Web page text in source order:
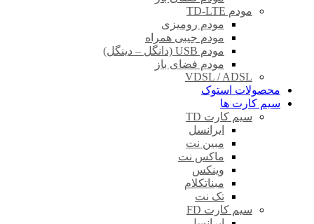
مودم TD-LTE
مودم رومیزی
مودم جیبی همراه
مودم USB (دانگل – دینگل)
مودم فضای باز
VDSL / ADSL
محصولات استوک
سیم کارت ها
سیم کارت TD
ایرانسل
مبین نت
ماکس نت
وینکس
مبناتکلام
تک نت
سیم کارت FD